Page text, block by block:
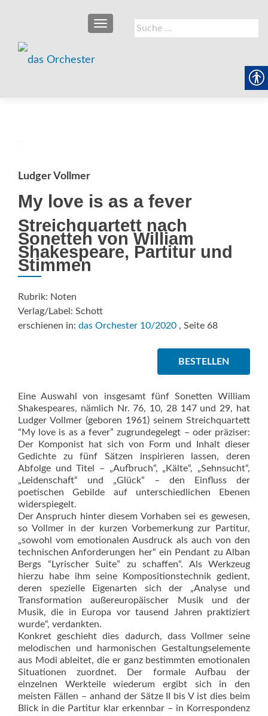
Suche
nach:
SCHALTE NAVIGATION
Ludger Vollmer
My love is as a fever
Streichquartett nach
Sonetten von William
Shakespeare, Partitur und
Stimmen
Rubrik: Noten
Verlag/Label: Schott
erschienen in: das Orchester 10/2020 , Seite 68
BESTELLEN
Eine Auswahl von insgesamt fünf Sonetten William
Shakespeares, nämlich Nr. 76, 10, 28 147 und 29, hat
Ludger Vollmer (geboren 1961) seinem Streichquartett
“My love is as a fever” zugrundegelegt – oder präziser:
Der Komponist hat sich von Form und Inhalt dieser
Gedichte zu fünf Sätzen inspirieren lassen, deren
Abfolge und Titel – „Aufbruch“, „Kälte“, „Sehnsucht“,
„Leidenschaft“ und „Glück“ – den Einfluss der
poetischen Gebilde auf unterschiedlichen Ebenen
widerspiegelt.
Der Anspruch hinter diesem Vorhaben sei es gewesen,
so Vollmer in der kurzen Vorbemerkung zur Partitur,
„sowohl vom emotionalen Ausdruck als auch von den
technischen Anforderungen her“ ein Pendant zu Alban
Bergs “Lyrischer Suite” zu schaffen“. Als Werkzeug
hierzu habe ihm seine Kompositionstechnik gedient,
deren spezielle Eigenarten sich der „Analyse und
Transformation außereuropäischer Musik und der
Musik, die in Europa vor tausend Jahren praktiziert
wurde“, verdankten.
Konkret geschieht dies dadurch, dass Vollmer seine
melodischen und harmonischen Gestaltungselemente
aus Modi ableitet, die er ganz bestimmten emotionalen
Situationen zuordnet. Der formale Aufbau der
einzelnen Werkteile wiederum ergibt sich in den
meisten Fällen – anhand der Sätze II bis V ist dies beim
Blick in die Partitur klar erkennbar – in Korrespondenz